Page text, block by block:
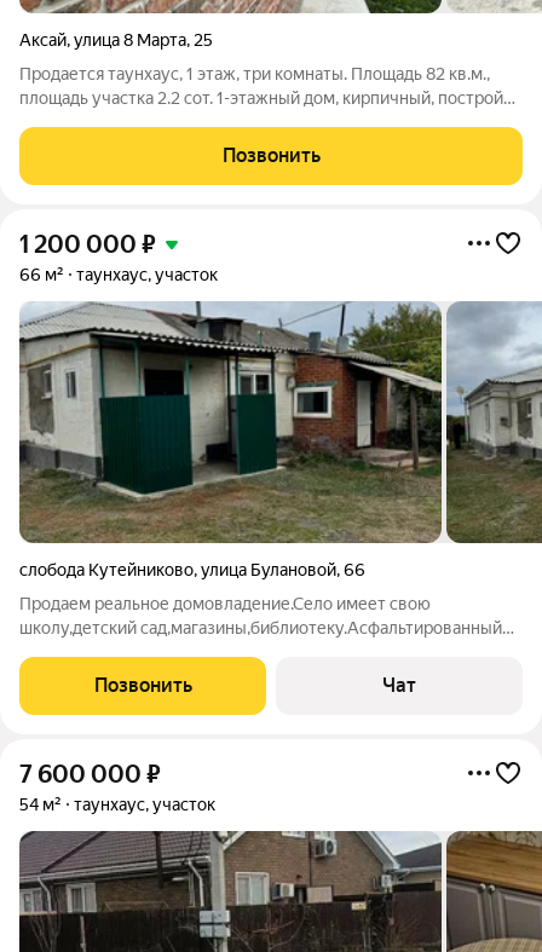
Аксай,улица 8 Марта, 25
Продается таунхаус, 1 этаж, три комнаты. Площадь 82 кв.м.,
площадь участка 2.2 сот. 1-этажный дом, кирпичный, постройка
газовое отопление, электричество 220 вольт, черновая.
Возможен
Позвонить
1 200 000 ₽
66 м² таунхаус, участок
слобода Кутейниково,улица Булановой,66
Продаем реальное домовладение.Село имеет свою
школу,детский сад,магазины,библиотеку.Асфальтированный
инфраструктуры.
Позвонить Чат
7 600 000 ₽
54 м² таунхаус, участок